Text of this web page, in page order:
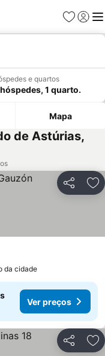
Favoritos
Iniciar
e quartos
1 quarto.
Mapa
de Astúrias,
Partilhar
da cidade
Ver preços
Partilhar